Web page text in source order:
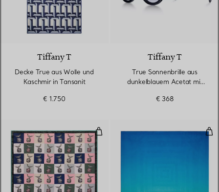
Tiffany T
Decke True aus Wolle und
Kaschmir in Tansanit
€ 1.750
Tiffany T
True Sonnenbrille aus
dunkelblauem Acetat mit
Farbverlauf
€ 368
Bird on a Rock quadratischer